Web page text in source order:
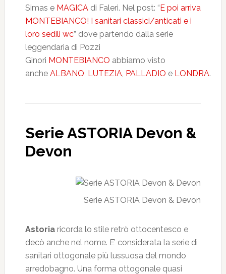
Simas e MAGICAdi Faleri. Nel post: “E poi arriva
MONTEBIANCO! I sanitari classici/anticati e i
loro sedili wc” dove partendo dalla serie
leggendaria di Pozzi
Ginori MONTEBIANCO abbiamo visto
anche ALBANO, LUTEZIA, PALLADIO e LONDRA.
Serie ASTORIA Devon &
Devon
Serie ASTORIA Devon & Devon
Astoriaricorda lo stile retrò ottocentesco e
decò anche nel nome. E’ considerata la serie di
sanitari ottogonale più lussuosa del mondo
arredobagno. Una forma ottogonale quasi